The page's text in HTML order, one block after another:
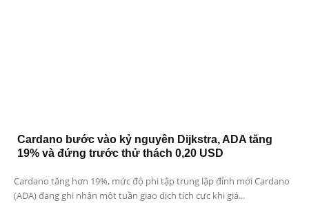
Cardano bước vào kỷ nguyên Dijkstra, ADA tăng
19% và đứng trước thử thách 0,20 USD
Cardano tăng hơn 19%, mức độ phi tập trung lập đỉnh mới Cardano
(ADA) đang ghi nhận một tuần giao dịch tích cực khi giá...